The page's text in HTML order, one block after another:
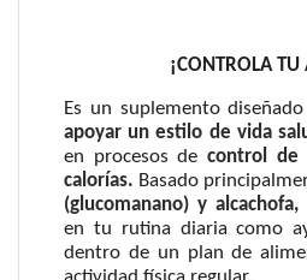
¡CONTROLA TU
Es un suplemento
apoyar un estilo de vida
en procesos de control de
calorías. Basado
(glucomanano) y alcachofa,
en tu rutina diaria como
dentro de un plan de